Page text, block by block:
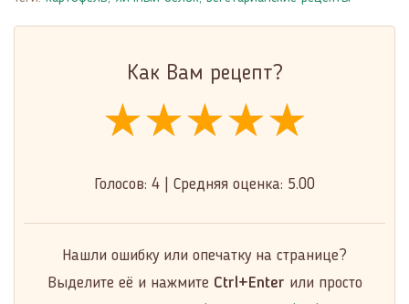
Как Вам рецепт?
★★★★★
★★★★★
★★★★★
Голосов: 4 Средняя оценка: 5.00
Нашли ошибку или опечатку на странице?
Выделите её и нажмите Ctrl+Enter или просто